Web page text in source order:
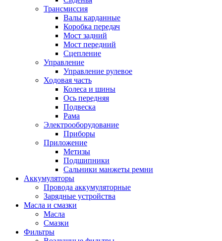
Трансмиссия
Валы карданные
Коробка передач
Мост задний
Мост передний
Сцепление
Управление
Управление рулевое
Ходовая часть
Колеса и шины
Ось передняя
Подвеска
Рама
Электрооборудование
Приборы
Приложение
Метизы
Подшипники
Сальники манжеты ремни
Аккумуляторы
Провода аккумуляторные
Зарядные устройства
Масла и смазки
Масла
Смазки
Фильтры